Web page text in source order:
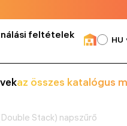
feltételek
HU
az összes katalógus
Stack) napszűrő